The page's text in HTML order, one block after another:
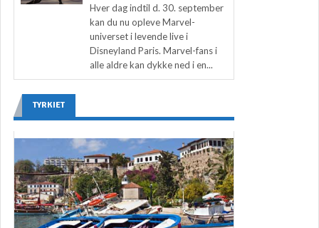
Hver dag indtil d. 30. september
kan du nu opleve Marvel-
universet i levende live i
Disneyland Paris. Marvel-fans i
alle aldre kan dykke ned i en...
TYRKIET